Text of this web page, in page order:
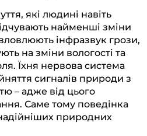
які людині навіть
найменші зміни
інфразвук грози,
на зміни вологості та
Їхня нервова система
сигналів природи з
– адже від цього
Саме тому поведінка
природних